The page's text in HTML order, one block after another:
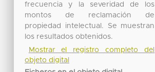
frecuencia y la severidad de los
montos de reclamación de
propiedad intelectual. Se muestran
los resultados obtenidos.
Mostrar el registro completo del
objeto digital